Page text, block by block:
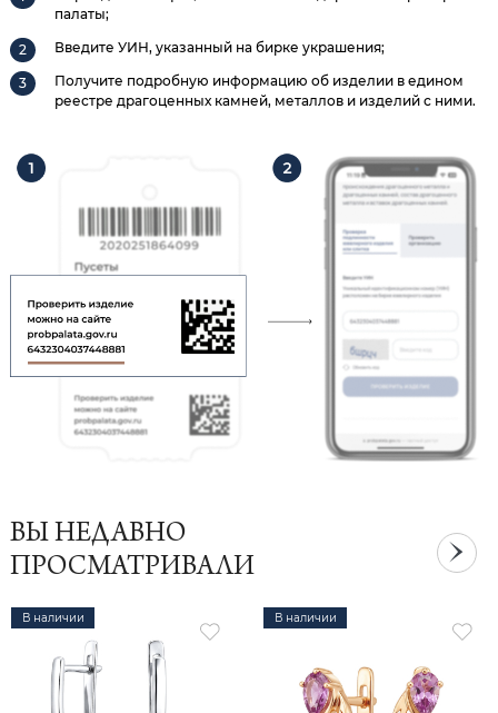
палаты;
Введите УИН, указанный на бирке украшения;
Получите подробную информацию об изделии в едином
реестре драгоценных камней, металлов и изделий с ними.
ВЫ НЕДАВНО
ПРОСМАТРИВАЛИ
В наличии В наличии